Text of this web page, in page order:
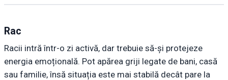
Rac
Racii intră într-o zi activă, dar trebuie să-și protejeze
energia emoțională. Pot apărea griji legate de bani, casă
sau familie, însă situația este mai stabilă decât pare la